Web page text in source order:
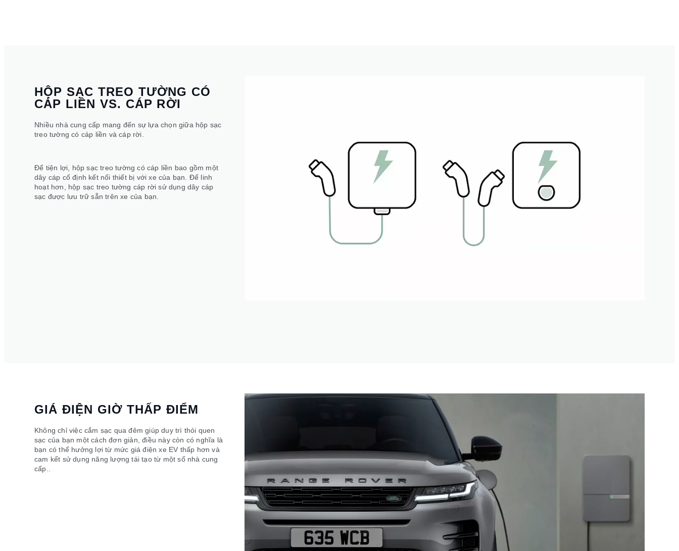
HỘP SẠC TREO TƯỜNG CÓ
CÁP LIỀN VS. CÁP RỜI
Nhiều nhà cung cấp mang đến sự lựa chọn giữa hộp sạc
treo tường có cáp liền và cáp rời.
Để tiện lợi, hộp sạc treo tường có cáp liền bao gồm một
dây cáp cố định kết nối thiết bị với xe của bạn. Để linh
hoạt hơn, hộp sạc treo tường cáp rời sử dụng dây cáp
sạc được lưu trữ sẵn trên xe của bạn.
GIÁ ĐIỆN GIỜ THẤP ĐIỂM
Không chỉ việc cắm sạc qua đêm giúp duy trì thói quen
sạc của bạn một cách đơn giản, điều này còn có nghĩa là
bạn có thể hưởng lợi từ mức giá điện xe EV thấp hơn và
cam kết sử dụng năng lượng tái tạo từ một số nhà cung
cấp..